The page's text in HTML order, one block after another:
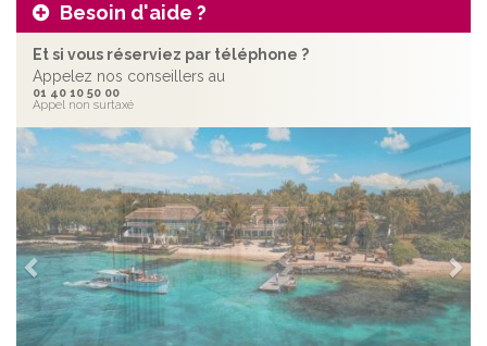
Besoin d'aide ?
Et si vous réserviez par téléphone ?
Appelez nos conseillers au
01 40 10 50 00
Appel non surtaxé
Précédent